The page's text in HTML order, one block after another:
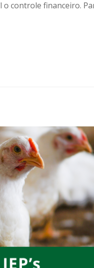
controle financeiro.